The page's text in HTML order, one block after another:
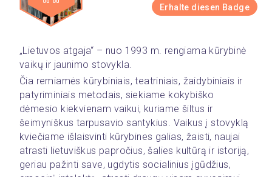
Erhalte diesen Badge
„Lietuvos atgaja“ – nuo 1993 m. rengiama kūrybinė
vaikų ir jaunimo stovykla.
Čia remiamės kūrybiniais, teatriniais, žaidybiniais ir
patyriminiais metodais, siekiame kokybiško
dėmesio kiekvienam vaikui, kuriame šiltus ir
šeimyniškus tarpusavio santykius. Vaikus į stovyklą
kviečiame išlaisvinti kūrybines galias, žaisti, naujai
atrasti lietuviškus papročius, šalies kultūrą ir istoriją,
geriau pažinti save, ugdytis socialinius įgūdžius,